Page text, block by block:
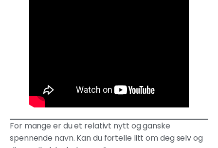
For mange er du et relativt nytt og ganske
spennende navn. Kan du fortelle litt om deg selv og